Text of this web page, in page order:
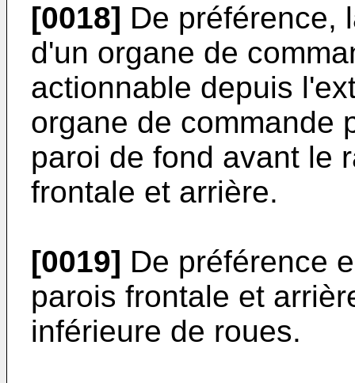
[0018] De préférence,
d'un organe de
actionnable depuis
organe de commande
paroi de fond avant le
frontale et arrière.
[0019] De préférence
parois frontale et
inférieure de roues.